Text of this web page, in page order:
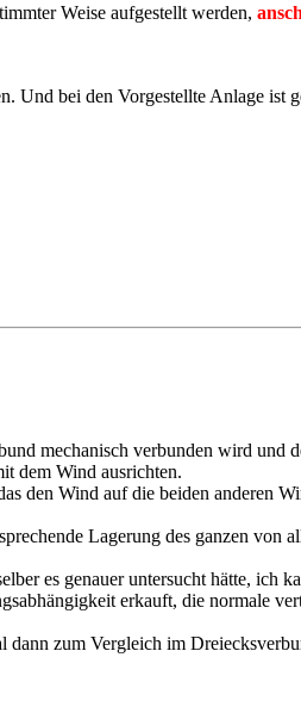
Weise aufgestellt werden,
Und bei den Vorgestellte Anlage ist
mechanisch verbunden wird und
dem Wind ausrichten.
den Wind auf die beiden anderen
Lagerung des ganzen von
es genauer untersucht hätte, ich
erkauft, die normale
zum Vergleich im